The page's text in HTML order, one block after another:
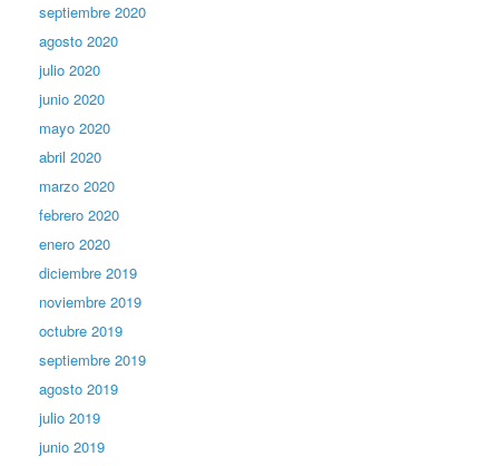
septiembre 2020
agosto 2020
julio 2020
junio 2020
mayo 2020
abril 2020
marzo 2020
febrero 2020
enero 2020
diciembre 2019
noviembre 2019
octubre 2019
septiembre 2019
agosto 2019
julio 2019
junio 2019